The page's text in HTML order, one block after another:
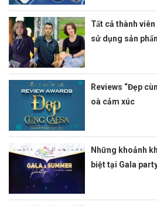
Tất cả thành
sử dụng sản
Reviews “Đẹp
oà cảm xúc
Những khoảnh
biệt tại Gala